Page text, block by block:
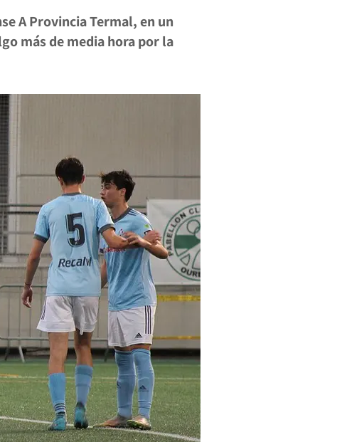
A Provincia Termal, en un
más de media hora por la